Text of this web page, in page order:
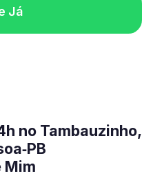
Já
no Tambauzinho,
Mim